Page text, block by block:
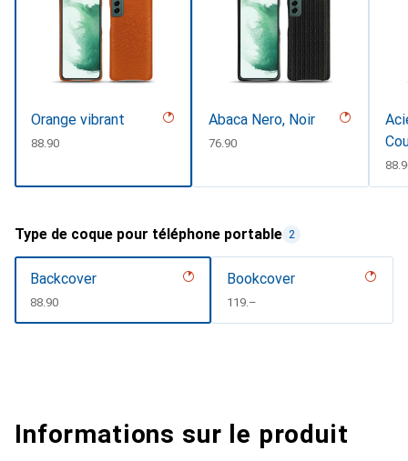
Orange vibrant
CHF
88.90
Abaca Nero, Noir
CHF
76.90
CHF
Type de coque pour téléphone portable 2
Backcover
CHF
88.90
Bookcover
CHF
119.–
Informations sur le produit